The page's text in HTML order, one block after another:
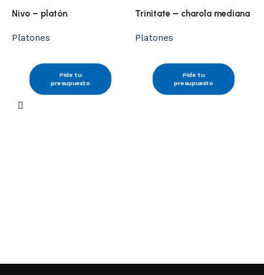
Nivo – platón
Platones
Pide tu
presupuesto
Trinitate – charola mediana
Platones
Pide tu
presupuesto